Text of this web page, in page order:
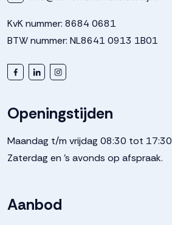
KvK nummer: 8684 0681
BTW nummer: NL8641 0913 1B01
Openingstijden
Maandag t/m vrijdag 08:30 tot 17:30
Zaterdag en 's avonds op afspraak.
Aanbod